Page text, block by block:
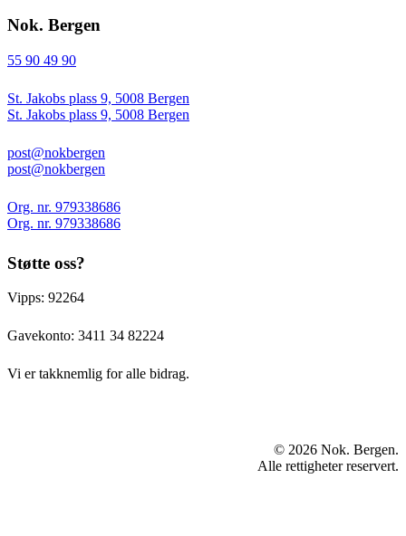
Nok. Bergen
55 90 49 90
St. Jakobs plass 9, 5008 Bergen
St. Jakobs plass 9, 5008 Bergen
post@nokbergen
post@nokbergen
Org. nr. 979338686
Org. nr. 979338686
Støtte oss?
Vipps: 92264
Gavekonto: 3411 34 82224
Vi er takknemlig for alle bidrag.
© 2026 Nok. Bergen.
Alle rettigheter reservert.